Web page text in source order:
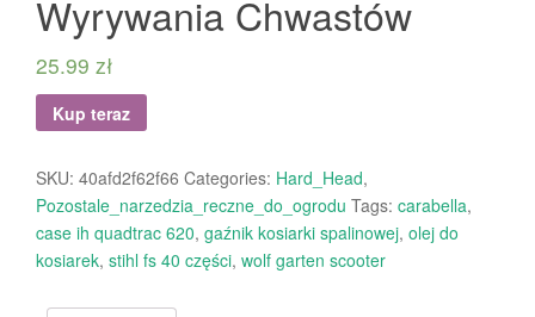
Wyrywania Chwastów
25.99 zł
Kup teraz
SKU: 40afd2f62f66 Categories: Hard_Head,
Pozostale_narzedzia_reczne_do_ogrodu Tags: carabella,
case ih quadtrac 620, gaźnik kosiarki spalinowej, olej do
kosiarek, stihl fs 40 części, wolf garten scooter